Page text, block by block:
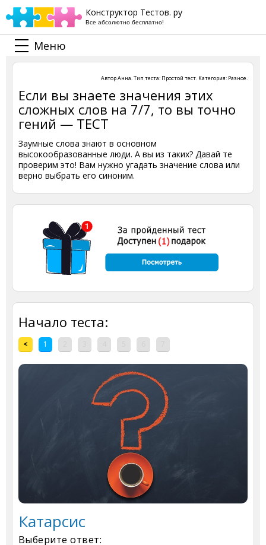
Конструктор Тестов. ру
Все абсолютно бесплатно!
Меню
АвторАнна. Тип теста: Простой тест. Категория: Разное.
Если вы знаете значения этих
сложных слов на 7/7, то вы точно
гений — ТЕСТ
Заумные слова знают в основном
высокообразованные люди. А вы из таких? Давай те
проверим это! Вам нужно угадать значение слова или
верно выбрать его синоним.
Начало теста:
< 1
Катарсис
Выберите ответ: